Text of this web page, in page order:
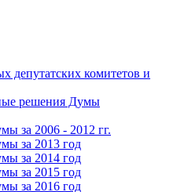
депутатских комитетов и
решения Думы
за 2006 - 2012 гг.
за 2013 год
за 2014 год
за 2015 год
за 2016 год